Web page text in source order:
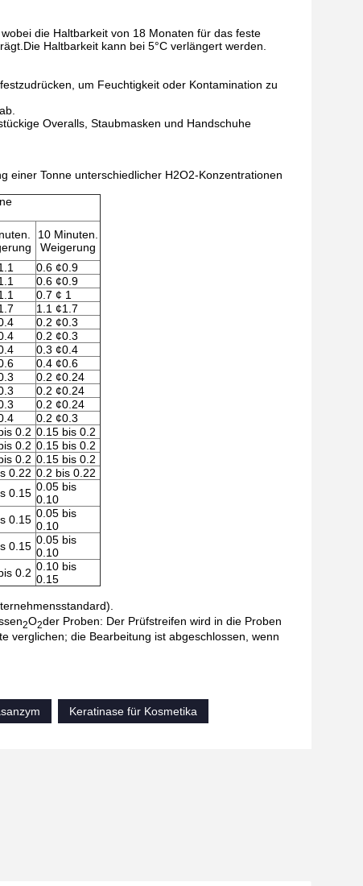
die Haltbarkeit von 18 Monaten für das feste
Haltbarkeit kann bei 5°C verlängert werden.
um Feuchtigkeit oder Kontamination zu
Overalls, Staubmasken und Handschuhe
einer Tonne unterschiedlicher H2O2-Konzentrationen
10 Minuten.
Weigerung
0.6 ¢0.9
0.6 ¢0.9
0.7 ¢ 1
1.1 ¢1.7
0.2 ¢0.3
0.2 ¢0.3
0.3 ¢0.4
0.4 ¢0.6
0.2 ¢0.24
0.2 ¢0.24
0.2 ¢0.24
0.2 ¢0.3
0.2 0.15 bis 0.2
0.2 0.15 bis 0.2
0.2 0.15 bis 0.2
0.22 0.2 bis 0.22
0.15 0.05 bis
0.10
0.15 0.05 bis
0.10
0.15 0.05 bis
0.10
0.2 0.10 bis
0.15
2O2der Proben: Der Prüfstreifen wird in die Proben
verglichen; die Bearbeitung ist abgeschlossen, wenn
Keratinase für Kosmetika